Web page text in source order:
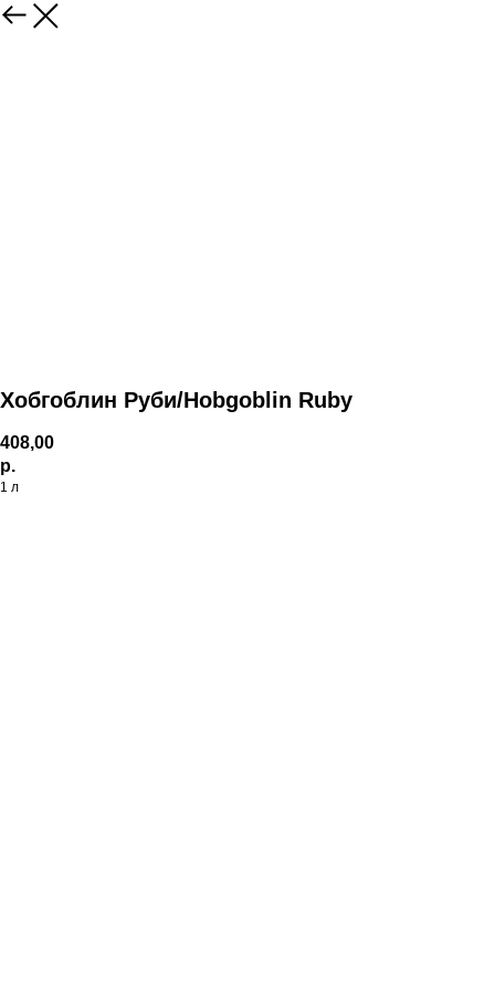
Хобгоблин Руби/Hobgoblin Ruby
408,00
р.
1 л